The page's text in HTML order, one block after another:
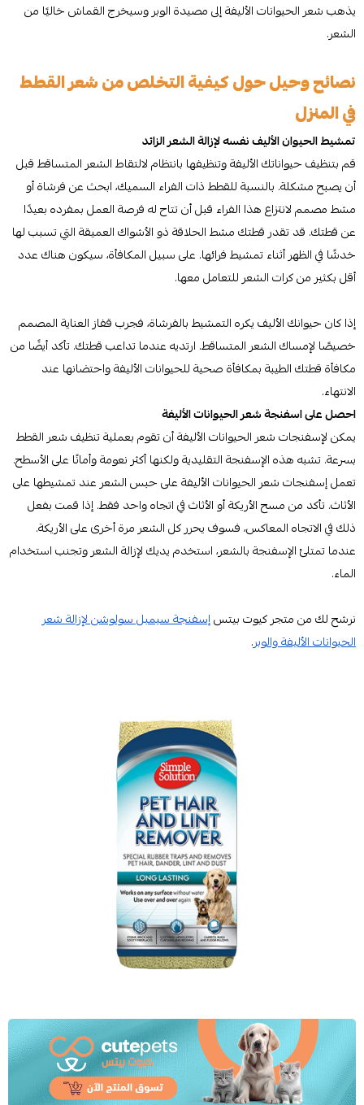
يذهب شعر الحيوانات الأليفة إلى مصيدة الوبر وسيخرج القماش خاليًا من
الشعر.
نصائح وحيل حول كيفية التخلص من شعر القطط
في المنزل
تمشيط الحيوان الأليف نفسه لإزالة الشعر الزائد
قم بتنظيف حيواناتك الأليفة وتنظيفها بانتظام لالتقاط الشعر المتساقط قبل
أن يصبح مشكلة. بالنسبة للقطط ذات الفراء السميك، ابحث عن فرشاة أو
مشط مصمم لانتزاع هذا الفراء قبل أن تتاح له فرصة العمل بمفرده بعيدًا
عن قطتك. قد تقدر قطتك مشط الحلاقة ذو الأشواك العميقة التي تسبب لها
خدشًا في الظهر أثناء تمشيط فرائها. على سبيل المكافأة، سيكون هناك عدد
أقل بكثير من كرات الشعر للتعامل معها.
إذا كان حيوانك الأليف يكره التمشيط بالفرشاة، فجرب قفاز العناية المصمم
خصيصًا لإمساك الشعر المتساقط. ارتديه عندما تداعب قطتك. تأكد أيضًا من
مكافأة قطتك الطيبة بمكافأة صحية للحيوانات الأليفة واحتضانها عند
الانتهاء.
احصل على اسفنجة شعر الحيوانات الأليفة
يمكن لإسفنجات شعر الحيوانات الأليفة أن تقوم بعملية تنظيف شعر القطط
بسرعة. تشبه هذه الإسفنجة التقليدية ولكنها أكثر نعومة وأمانًا على الأسطح.
تعمل إسفنجات شعر الحيوانات الأليفة على حبس الشعر عند تمشيطها على
الأثاث. تأكد من مسح الأريكة أو الأثاث في اتجاه واحد فقط. إذا قمت بفعل
ذلك في الاتجاه المعاكس، فسوف يحرر كل الشعر مرة أخرى على الأريكة.
عندما تمتلئ الإسفنجة بالشعر، استخدم يديك لإزالة الشعر وتجنب استخدام
الماء.
نرشح لك من متجر كيوت بيتسإسفنجة سيمبل سولوشن لإزالة شعر
الحيوانات الأليفة والوبر.